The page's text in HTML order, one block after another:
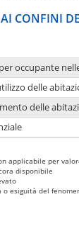
CONFINI
occupante
delle
delle
applicabile per
disponibile
o esiguità del